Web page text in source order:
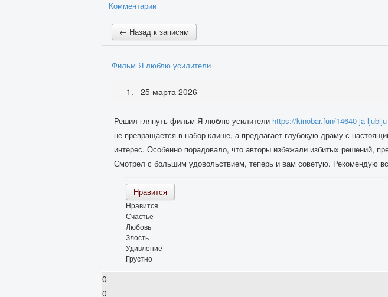
Комментарии
← Назад к записям
Фильм Я люблю усилители
25 марта 2026
Решил глянуть фильм Я люблю усилители https://kinobar.fun/14640-ja-
не превращается в набор клише, а предлагает глубокую драму с
интерес. Особенно порадовало, что авторы избежали избитых решений,
Смотрел с большим удовольствием, теперь и вам советую. Рекомендую
Нравится
Нравится
Счастье
Любовь
Злость
Удивление
Грустно
0
0